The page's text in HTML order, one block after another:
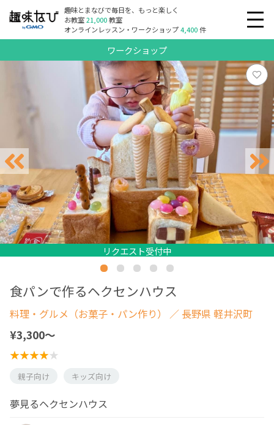
趣味とまなびで毎日を、もっと楽しく
お教室21,000教室
オンラインレッスン・ワークショップ4,400件
ワークショップ
リクエスト受付中
リクエスト受付中
リクエスト受付中
リクエスト受付中
リクエスト受付中
リクエスト受付中
食パンで作るヘクセンハウス
料理・グルメ（お菓子・パン作り） ／ 長野県 軽井沢町
¥3,300〜
親子向け キッズ向け
夢見るヘクセンハウス